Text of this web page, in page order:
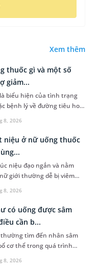
Xem thêm
8, 2026
thuốc gì và một số
giảm...
biểu hiện của tình trạng
bệnh lý về đường tiêu hoá
nhân cụ thể, bác sĩ sẽ
8, 2026
niệu ở nữ uống thuốc
niệu đạo ngắn và nằm
giới thường dễ bị viêm
nam giới. Tùy theo nguyên
trùng và...
8, 2026
có uống được sâm
cần b...
tìm đến nhân sâm
cơ thể trong quá trình
nhiên, câu hỏi người bị
sâm kh...